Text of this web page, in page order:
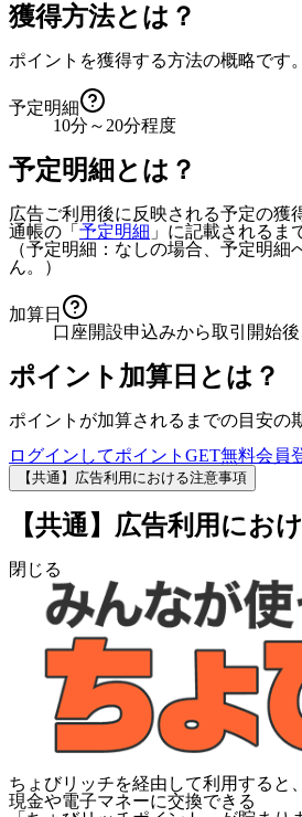
獲得方法とは？
ポイントを獲得する方法の概略です。
予定明細
10分～20分程度
予定明細とは？
広告ご利用後に反映される予定の獲
通帳の「 予定明細 」に記載されるま
（予定明細：なしの場合、予定明細
ん。）
加算日
口座開設申込みから取引開始
ポイント加算日とは？
ポイントが加算されるまでの目安の
ログインしてポイントGET無料会員
【共通】広告利用における注意事項
【共通】広告利用にお
閉じる
ちょびリッチを経由して利用すると、
現金や電子マネーに交換できる